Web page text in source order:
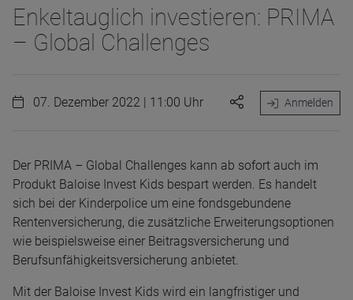
Enkeltauglich investieren: PRIMA
– Global Challenges
07. Dezember 2022 | 11:00 Uhr Anmelden
Der PRIMA – Global Challenges kann ab sofort auch im
Produkt Baloise Invest Kids bespart werden. Es handelt
sich bei der Kinderpolice um eine fondsgebundene
Rentenversicherung, die zusätzliche Erweiterungsoptionen
wie beispielsweise einer Beitragsversicherung und
Berufsunfähigkeitsversicherung anbietet.
Mit der Baloise Invest Kids wird ein langfristiger und